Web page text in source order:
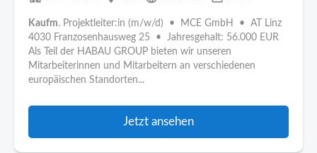
Kaufm. Projektleiter:in (m/w/d) • MCE GmbH • AT Linz
4030 Franzosenhausweg 25 • Jahresgehalt: 56.000 EUR
Als Teil der HABAU GROUP bieten wir unseren
Mitarbeiterinnen und Mitarbeitern an verschiedenen
europäischen Standorten...
Jetzt ansehen